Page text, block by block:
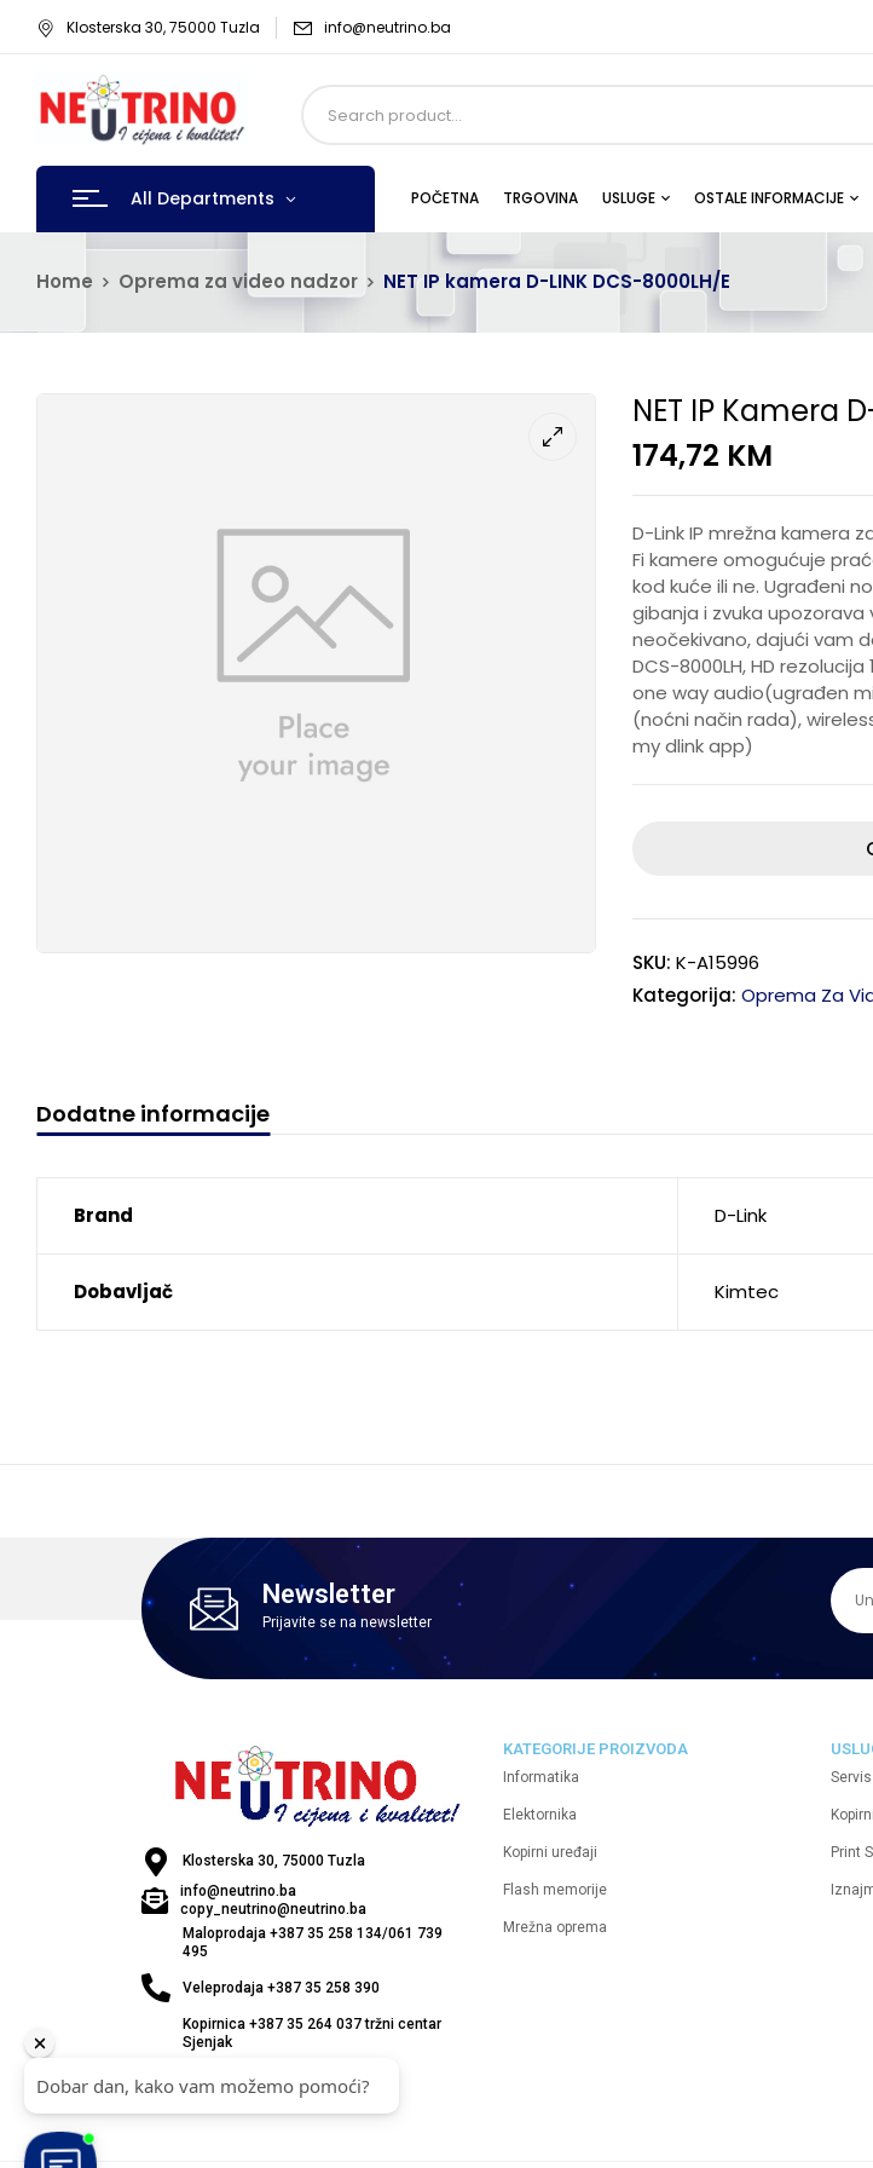
Klosterska 30, 75000 Tuzla info@neutrino.ba
All Departments POČETNA TRGOVINA USLUGE OSTALE INFORMACIJE
Home Oprema za video nadzor NET IP kamera D-LINK DCS-8000LH/E
NET IP Kamera
174,72 KM
D-Link IP mrežna kamera
Fi kamere omogućuje
kod kuće ili ne. Ugrađeni
gibanja i zvuka
neočekivano, dajući vam
DCS-8000LH, HD
one way audio(ugrađen
(noćni način rada),
my dlink app)
SKU: K-A15996
Kategorija: Oprema Za
Dodatne informacije
Brand D-Link
Dobavljač Kimtec
Newsletter
Prijavite se na newsletter
Klosterska 30, 75000 Tuzla
info@neutrino.ba
copy_neutrino@neutrino.ba
Maloprodaja +387 35 258 134/061 739
495
Veleprodaja +387 35 258 390
Kopirnica +387 35 264 037 tržni centar
Sjenjak
KATEGORIJE PROIZVODA
Informatika
Elektornika
Kopirni uređaji
Flash memorije
Mrežna oprema
Servis
Print